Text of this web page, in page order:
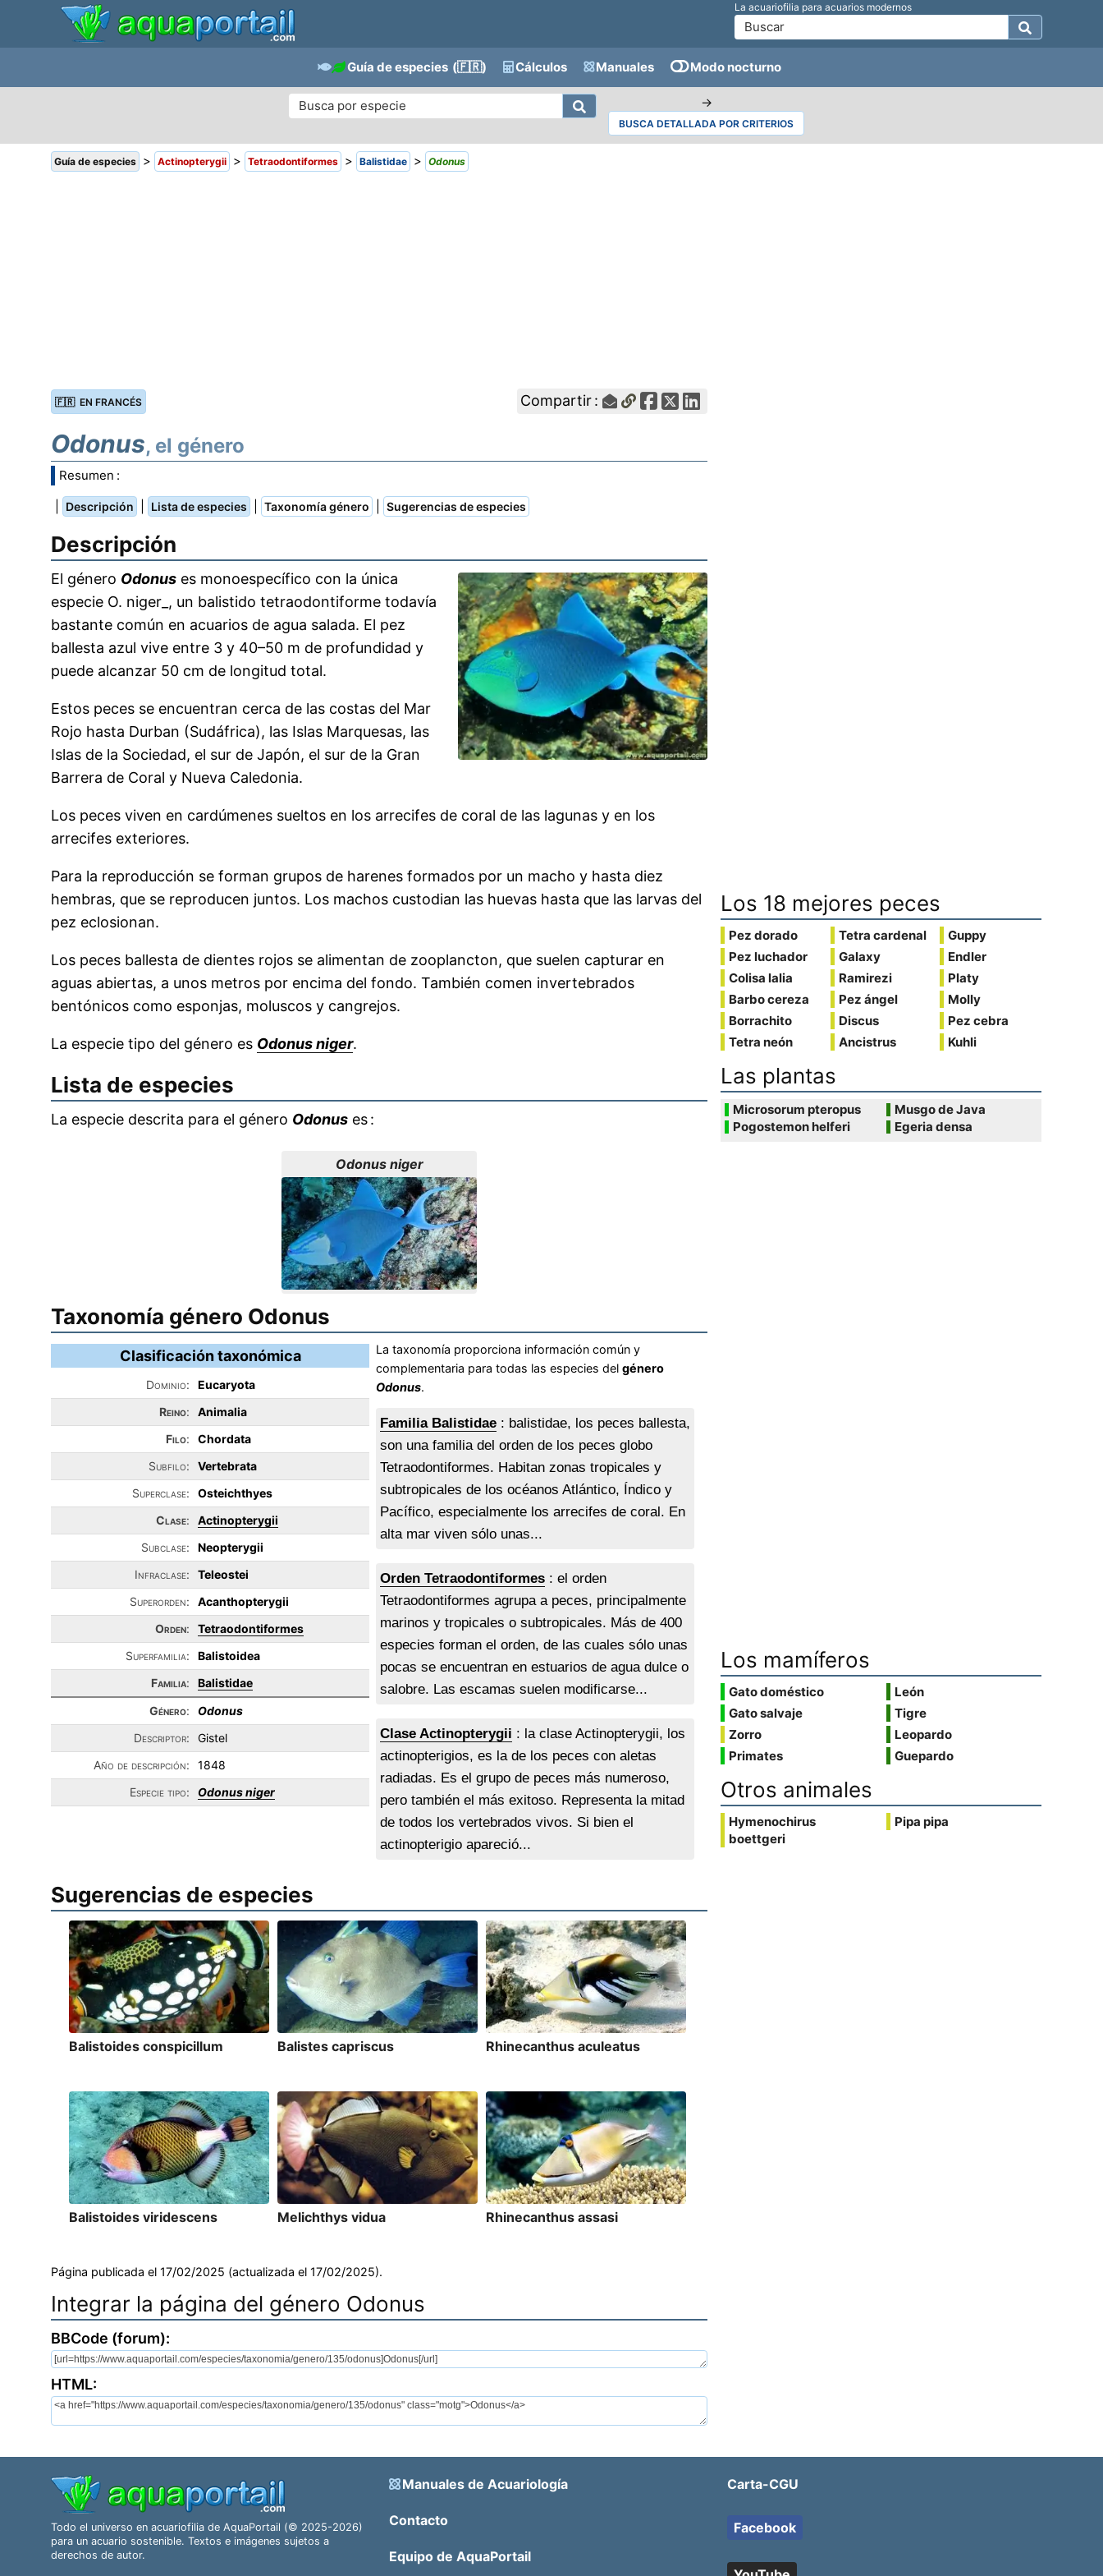
La acuariofilia para acuarios modernos
Guía de especies (🇫🇷) Cálculos Manuales Modo nocturno
→
BUSCA DETALLADA POR CRITERIOS
Guía de especies > Actinopterygii > Tetraodontiformes > Balistidae > Odonus
🇫🇷 EN FRANCÉS Compartir :
Odonus, el género
Resumen :
Descripción Lista de especies Taxonomía género Sugerencias de especies
Descripción
El género Odonus es monoespecífico con la única
especie O. niger_, un balistido tetraodontiforme todavía
bastante común en acuarios de agua salada. El pez
ballesta azul vive entre 3 y 40–50 m de profundidad y
puede alcanzar 50 cm de longitud total.
Estos peces se encuentran cerca de las costas del Mar
Rojo hasta Durban (Sudáfrica), las Islas Marquesas, las
Islas de la Sociedad, el sur de Japón, el sur de la Gran
Barrera de Coral y Nueva Caledonia.
Los peces viven en cardúmenes sueltos en los arrecifes de coral de las lagunas y en los
arrecifes exteriores.
Para la reproducción se forman grupos de harenes formados por un macho y hasta diez
hembras, que se reproducen juntos. Los machos custodian las huevas hasta que las larvas del
pez eclosionan.
Los peces ballesta de dientes rojos se alimentan de zooplancton, que suelen capturar en
aguas abiertas, a unos metros por encima del fondo. También comen invertebrados
bentónicos como esponjas, moluscos y cangrejos.
La especie tipo del género es Odonus niger.
Lista de especies
La especie descrita para el género Odonus es :
Odonus niger
Taxonomía género Odonus
Clasificación taxonómica
Dominio:
Eucaryota
Reino:
Animalia
Filo:
Chordata
Subfilo:
Vertebrata
Superclase:
Osteichthyes
Clase:
Actinopterygii
Subclase:
Neopterygii
Infraclase:
Teleostei
Superorden:
Acanthopterygii
Orden:
Tetraodontiformes
Superfamilia:
Balistoidea
Familia:
Balistidae
Género:
Odonus
Descriptor:
Gistel
Año de descripción:
1848
Especie tipo:
Odonus niger
La taxonomía proporciona información común y
complementaria para todas las especies delgénero
Odonus.
Familia Balistidae : balistidae, los peces ballesta,
son una familia del orden de los peces globo
Tetraodontiformes. Habitan zonas tropicales y
subtropicales de los océanos Atlántico, Índico y
Pacífico, especialmente los arrecifes de coral. En
alta mar viven sólo unas...
Orden Tetraodontiformes : el orden
Tetraodontiformes agrupa a peces, principalmente
marinos y tropicales o subtropicales. Más de 400
especies forman el orden, de las cuales sólo unas
pocas se encuentran en estuarios de agua dulce o
salobre. Las escamas suelen modificarse...
Clase Actinopterygii : la clase Actinopterygii, los
actinopterigios, es la de los peces con aletas
radiadas. Es el grupo de peces más numeroso,
pero también el más exitoso. Representa la mitad
de todos los vertebrados vivos. Si bien el
actinopterigio apareció...
Sugerencias de especies
Balistoides conspicillum Balistes capriscus Rhinecanthus aculeatus
Balistoides viridescens Melichthys vidua Rhinecanthus assasi
Página publicada el 17/02/2025 (actualizada el 17/02/2025).
Integrar la página del género Odonus
BBCode (forum):
HTML:
Los 18 mejores peces
Pez dorado
Pez luchador
Colisa lalia
Barbo cereza
Borrachito
Tetra neón
Tetra cardenal
Galaxy
Ramirezi
Pez ángel
Discus
Ancistrus
Guppy
Endler
Platy
Molly
Pez cebra
Kuhli
Las plantas
Microsorum pteropus
Pogostemon helferi
Musgo de Java
Egeria densa
Los mamíferos
Gato doméstico
Gato salvaje
Zorro
Primates
León
Tigre
Leopardo
Guepardo
Otros animales
Hymenochirus
boettgeri
Pipa pipa
Todo el universo en acuariofilia de AquaPortail (© 2025-2026)
para un acuario sostenible. Textos e imágenes sujetos a
derechos de autor.
Manuales de Acuariología
Contacto
Equipo de AquaPortail
Carta-CGU
Facebook